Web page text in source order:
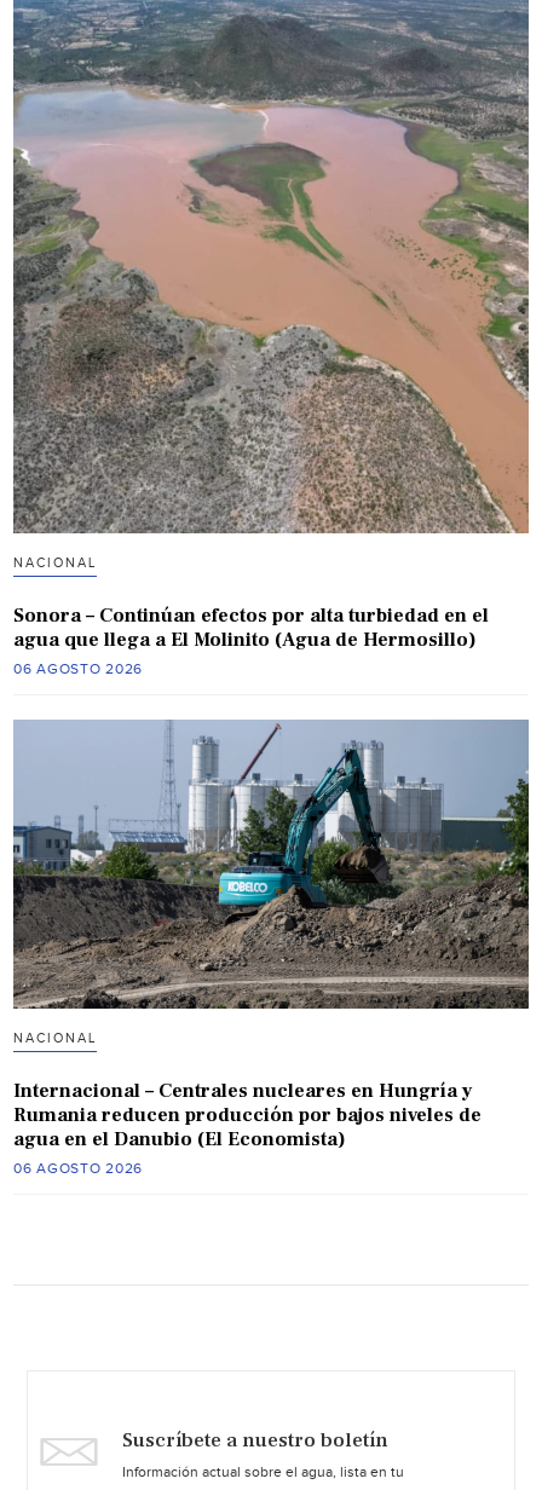
NACIONAL
Sonora – Continúan efectos por alta turbiedad en el
agua que llega a El Molinito (Agua de Hermosillo)
06 AGOSTO 2026
NACIONAL
Internacional – Centrales nucleares en Hungría y
Rumania reducen producción por bajos niveles de
agua en el Danubio (El Economista)
06 AGOSTO 2026
Suscríbete a nuestro boletín
Información actual sobre el agua, lista en tu